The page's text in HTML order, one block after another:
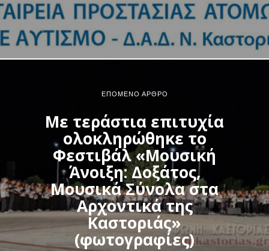
ΕΠΌΜΕΝΟ ΆΡΘΡΟ
Με τεράστια επιτυχία
ολοκληρώθηκε το
Φεστιβάλ «Μουσική
Άνοιξη: Δοξάτος,
Μουσικά Σύνολα στα
Αρχοντικά της
Καστοριάς»
(φωτογραφίες)